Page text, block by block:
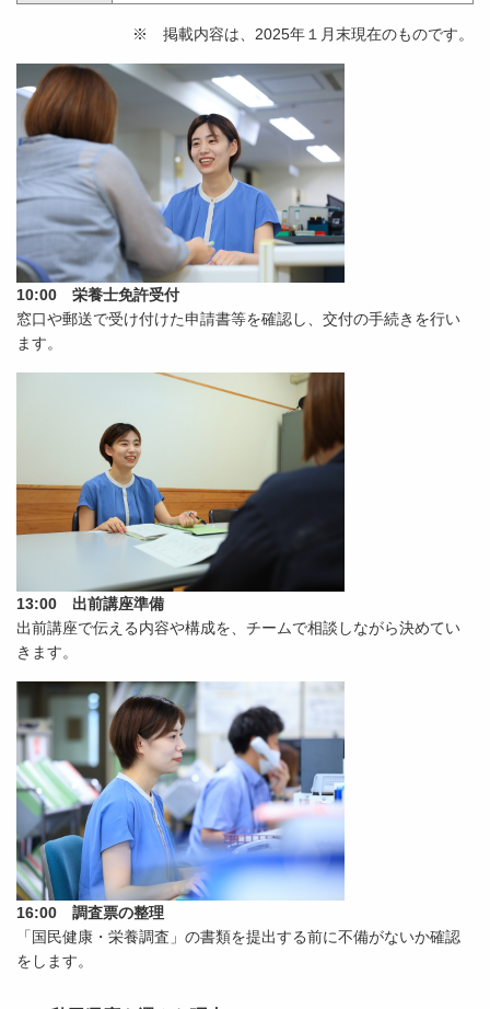
※ 掲載内容は、2025年１月末現在のものです。
10:00 栄養士免許受付
窓口や郵送で受け付けた申請書等を確認し、交付の手続きを行い
ます。
13:00 出前講座準備
出前講座で伝える内容や構成を、チームで相談しながら決めてい
きます。
16:00 調査票の整理
「国民健康・栄養調査」の書類を提出する前に不備がないか確認
をします。